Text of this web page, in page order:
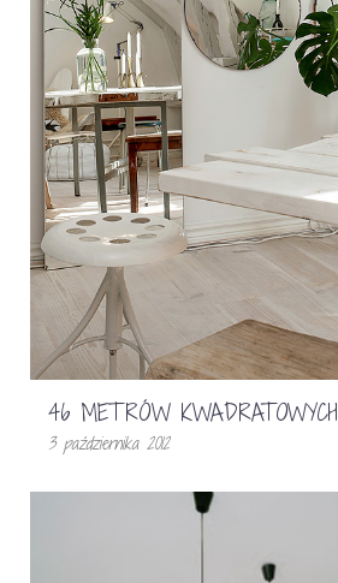
46 METRÓW KWADRATOWYCH
3 października 2012